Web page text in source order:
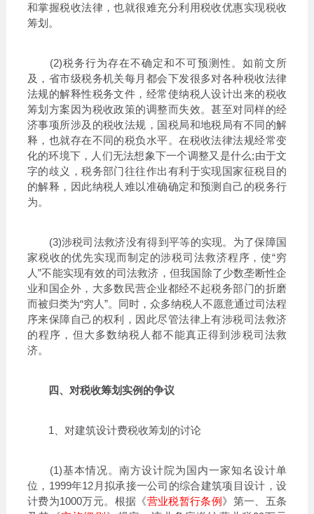
和掌握税收法律，也就很难充分利用税收优惠实现税收
筹划。
(2)税务行为存在不确定和不可预测性。如前文所
及，省市级税务机关每月都会下发很多对各种税收法律
法规的解释性税务文件，经常使纳税人设计出来的税收
筹划方案因为税收政策的调整而失效。甚至对同样的经
济事项所涉及的税收法规，国税局和地税局有不同的解
释，也就存在不同的税负水平。在税收法律法规经常变
化的环境下，人们无法想象下一个调整又是什么;由于文
字的歧义，税务部门往往作出有利于实现国家征税目的
的解释，因此纳税人难以准确确定和预测自己的税务行
为。
(3)涉税司法救济没有得到平等的实现。为了保障国
家税收的优先实现而制定的涉税司法救济程序，使“穷
人”不能实现有效的司法救济，但我国除了少数垄断性企
业和国企外，大多数民营企业都经不起税务部门的折磨
而被归类为“穷人”。同时，众多纳税人不愿意通过司法程
序来保障自己的权利，因此尽管法律上有涉税司法救济
的程序，但大多数纳税人都不能真正得到涉税司法救
济。
四、对税收筹划实例的争议
1、对建筑设计费税收筹划的讨论
(1)基本情况。南方设计院为国内一家知名设计单
位，1999年12月拟承接一公司的综合建筑项目设计，设
计费为1000万元。根据《营业税暂行条例》第一、五条